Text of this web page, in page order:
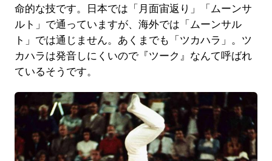
命的な技です。日本では「月面宙返り」「ムーンサ
ルト」で通っていますが、海外では「ムーンサル
ト」では通じません。あくまでも「ツカハラ」。ツ
カハラは発音しにくいので『ツーク』なんて呼ばれ
ているそうです。